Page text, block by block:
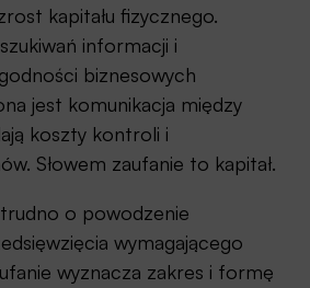
kapitału fizycznego.
informacji i
biznesowych
jest komunikacja między
koszty kontroli i
Słowem zaufanie to kapitał.
o powodzenie
wymagającego
wyznacza zakres i formę